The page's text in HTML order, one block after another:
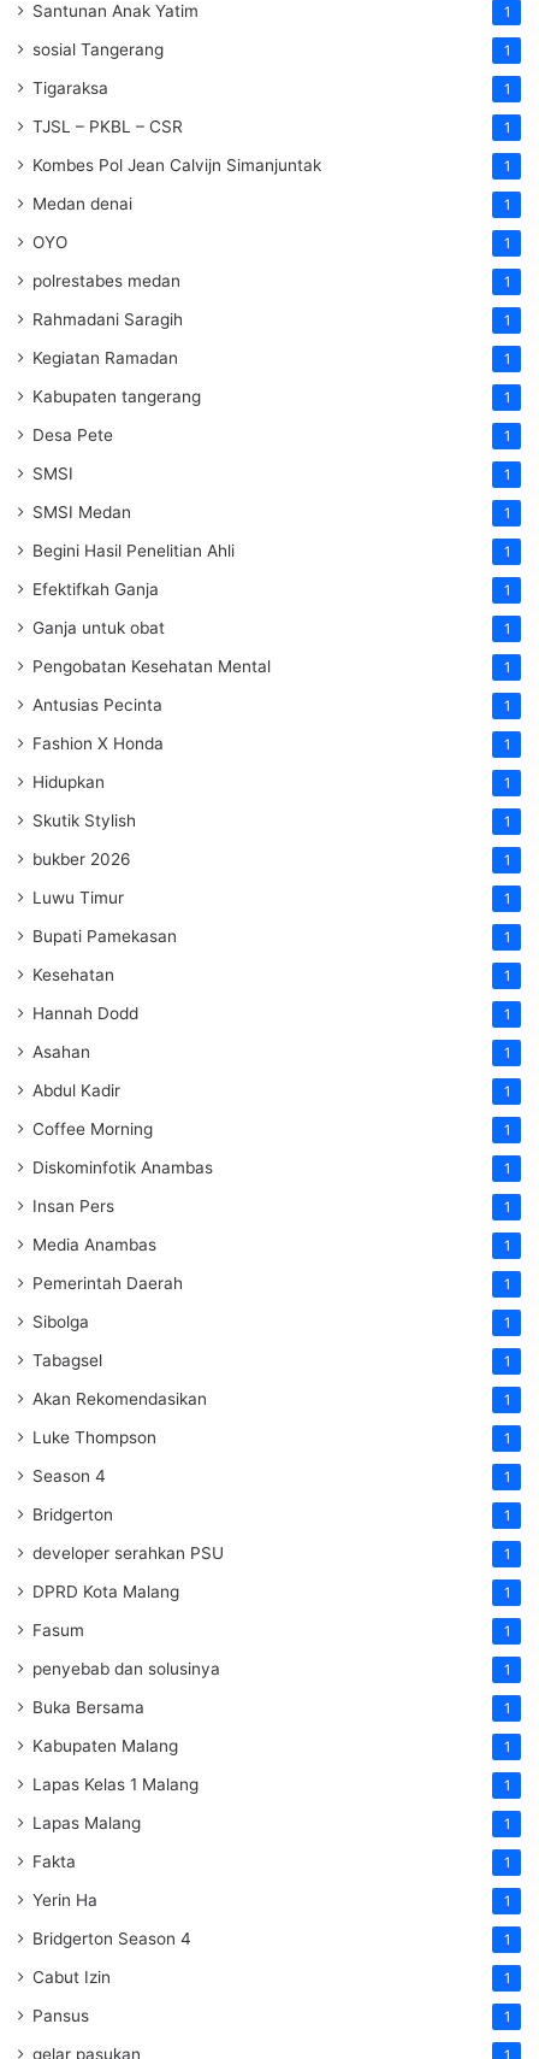
Santunan Anak Yatim 1
sosial Tangerang 1
Tigaraksa 1
TJSL – PKBL – CSR 1
Kombes Pol Jean Calvijn Simanjuntak 1
Medan denai 1
OYO 1
polrestabes medan 1
Rahmadani Saragih 1
Kegiatan Ramadan 1
Kabupaten tangerang 1
Desa Pete 1
SMSI 1
SMSI Medan 1
Begini Hasil Penelitian Ahli 1
Efektifkah Ganja 1
Ganja untuk obat 1
Pengobatan Kesehatan Mental 1
Antusias Pecinta 1
Fashion X Honda 1
Hidupkan 1
Skutik Stylish 1
bukber 2026 1
Luwu Timur 1
Bupati Pamekasan 1
Kesehatan 1
Hannah Dodd 1
Asahan 1
Abdul Kadir 1
Coffee Morning 1
Diskominfotik Anambas 1
Insan Pers 1
Media Anambas 1
Pemerintah Daerah 1
Sibolga 1
Tabagsel 1
Akan Rekomendasikan 1
Luke Thompson 1
Season 4 1
Bridgerton 1
developer serahkan PSU 1
DPRD Kota Malang 1
Fasum 1
penyebab dan solusinya 1
Buka Bersama 1
Kabupaten Malang 1
Lapas Kelas 1 Malang 1
Lapas Malang 1
Fakta 1
Yerin Ha 1
Bridgerton Season 4 1
Cabut Izin 1
Pansus 1
gelar pasukan 1